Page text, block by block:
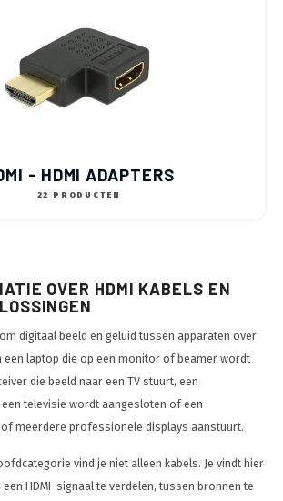
- HDMI ADAPTERS
22 PRODUCTEN
OVER HDMI KABELS EN
digitaal beeld en geluid tussen apparaten over
een laptop die op een monitor of beamer wordt
die beeld naar een TV stuurt, een
televisie wordt aangesloten of een
meerdere professionele displays aanstuurt.
vind je niet alleen kabels. Je vindt hier
HDMI-signaal te verdelen, tussen bronnen te